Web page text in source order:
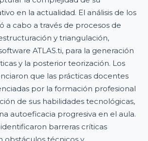
en la actualidad. El análisis de los
a cabo a través de procesos de
y triangulación,
ATLAS.ti, para la generación
y la posterior teorización. Los
que las prácticas docentes
por la formación profesional
de sus habilidades tecnológicas,
autoeficacia progresiva en el aula.
barreras críticas